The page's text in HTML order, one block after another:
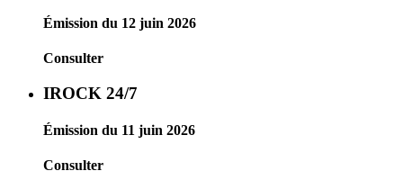
Émission du 12 juin 2026
Consulter
IROCK 24/7
Émission du 11 juin 2026
Consulter